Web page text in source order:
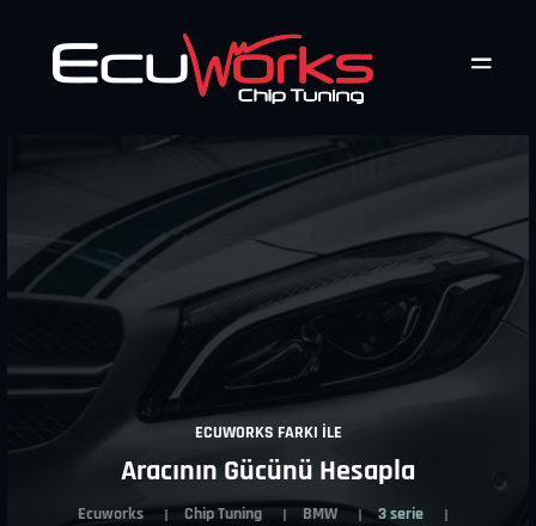
ECUWORKS FARKI İLE
Aracının Gücünü Hesapla
Ecuworks Chip Tuning BMW
3 serie